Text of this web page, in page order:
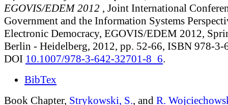
EGOVIS/EDEM 2012 , Joint International
Government and the Information Systems
Electronic Democracy, EGOVIS/EDEM 2012,
Berlin - Heidelberg, 2012, pp. 52-66, ISBN 978-3-
DOI 10.1007/978-3-642-32701-8_6.
BibTex
Book Chapter, Strykowski, S., and R.